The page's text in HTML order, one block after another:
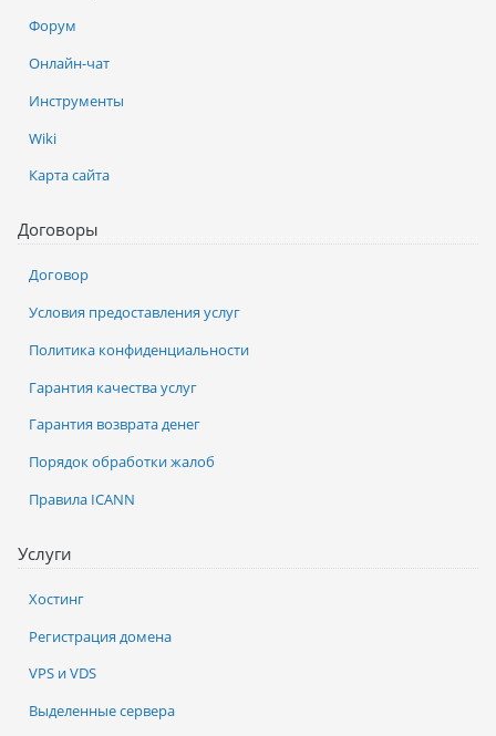
Услуги
Хостинг
Регистрация домена
VPS и VDS
Выделенные сервера
Форум
Онлайн-чат
Инструменты
Wiki
Карта сайта
Договоры
Договор
Условия предоставления услуг
Политика конфиденциальности
Гарантия качества услуг
Гарантия возврата денег
Порядок обработки жалоб
Правила ICANN